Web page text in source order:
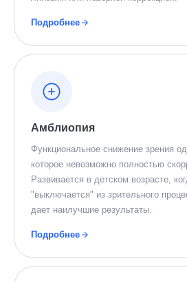
Подробнее
Амблиопия
Функциональное снижение зрения
которое невозможно полностью
Развивается в детском возрасте,
"выключается" из зрительного
дает наилучшие результаты.
Подробнее